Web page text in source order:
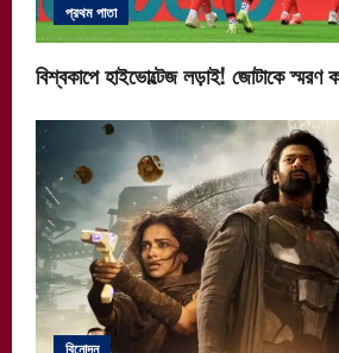
প্রথম পাতা
বিশ্বকাপে হাইভোল্টেজ লড়াই! জোটাকে স্মরণ
বিনোদন